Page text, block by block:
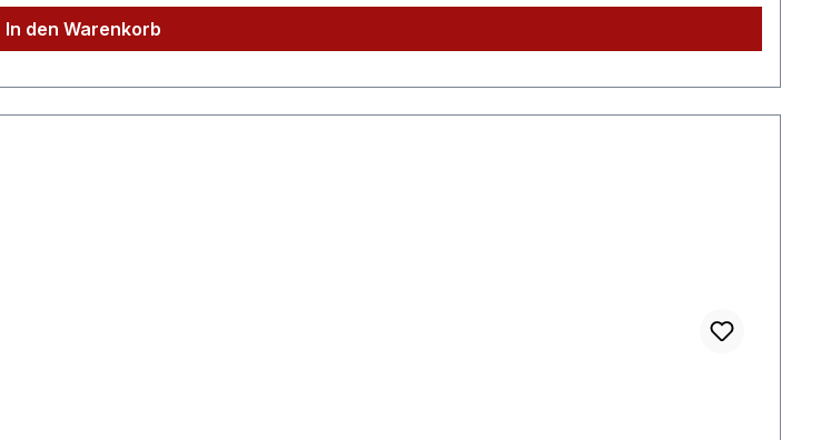
In den Warenkorb